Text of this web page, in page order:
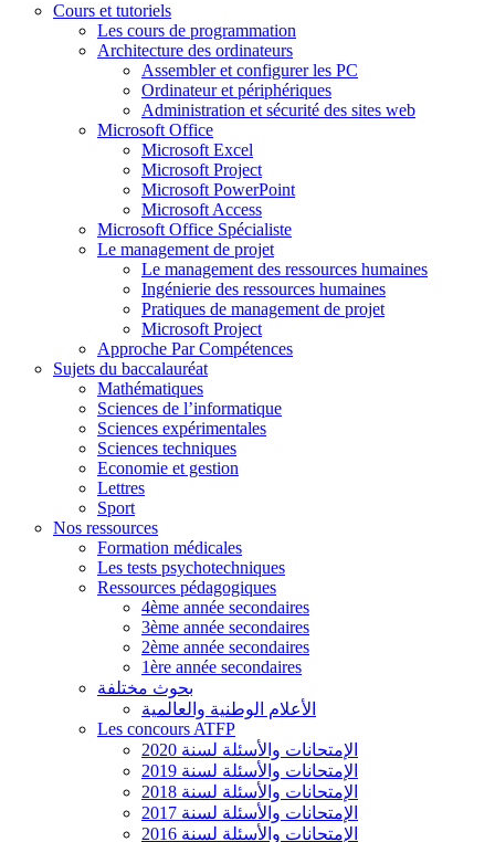
Cours et tutoriels
Les cours de programmation
Architecture des ordinateurs
Assembler et configurer les PC
Ordinateur et périphériques
Administration et sécurité des sites web
Microsoft Office
Microsoft Excel
Microsoft Project
Microsoft PowerPoint
Microsoft Access
Microsoft Office Spécialiste
Le management de projet
Le management des ressources humaines
Ingénierie des ressources humaines
Pratiques de management de projet
Microsoft Project
Approche Par Compétences
Sujets du baccalauréat
Mathématiques
Sciences de l’informatique
Sciences expérimentales
Sciences techniques
Economie et gestion
Lettres
Sport
Nos ressources
Formation médicales
Les tests psychotechniques
Ressources pédagogiques
4ème année secondaires
3ème année secondaires
2ème année secondaires
1ère année secondaires
بحوث مختلفة
الأعلام الوطنية والعالمية
Les concours ATFP
الإمتحانات والأسئلة لسنة 2020
الإمتحانات والأسئلة لسنة 2019
الإمتحانات والأسئلة لسنة 2018
الإمتحانات والأسئلة لسنة 2017
الإمتحانات والأسئلة لسنة 2016